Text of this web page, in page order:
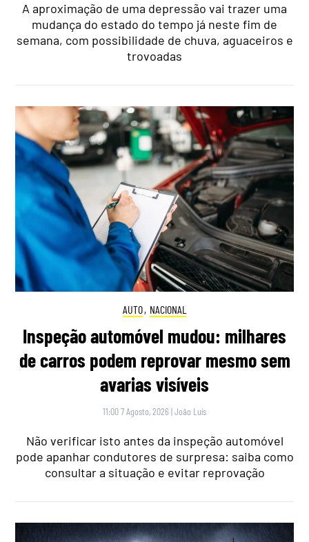
A aproximação de uma depressão vai trazer uma
mudança do estado do tempo já neste fim de
semana, com possibilidade de chuva, aguaceiros e
trovoadas
AUTO, NACIONAL
Inspeção automóvel mudou: milhares
de carros podem reprovar mesmo sem
avarias visíveis
11:00 7 Agosto, 2026 |João Luís
Não verificar isto antes da inspeção automóvel
pode apanhar condutores de surpresa: saiba como
consultar a situação e evitar reprovação